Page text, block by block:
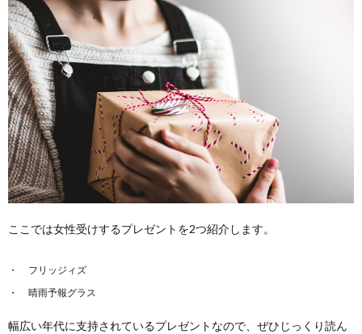
ここでは女性受けするプレゼントを2つ紹介します。
フリッジィズ
晴雨予報グラス
幅広い年代に支持されているプレゼントなので、ぜひじっくり読ん